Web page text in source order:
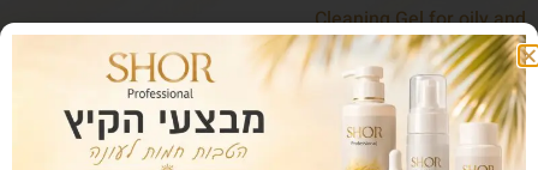
Cleaning Gel for oily and
combination skin
מחיר לפני מע"מ:
בחר אפשרויות